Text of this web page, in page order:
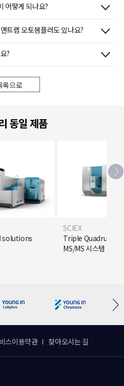
어떻게 되나요?
트랩 오토샘플러도 있나요?
?
록으로
동일 제품
solutions
SCIEX
Triple Quadrupole
MS/MS 시스템
스이용약관 찾아오시는 길